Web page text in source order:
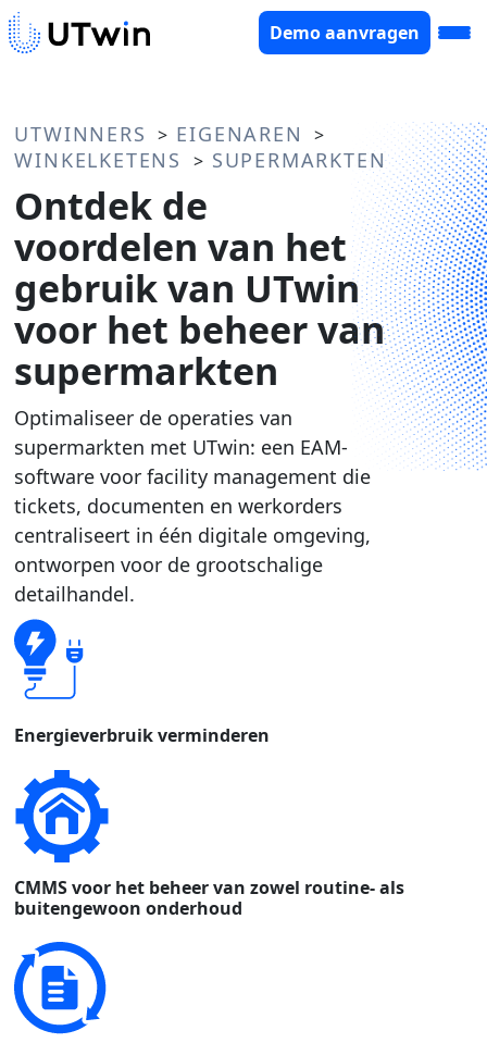
Demo aanvragen
UTWINNERS > EIGENAREN >
WINKELKETENS > SUPERMARKTEN
Ontdek de
voordelen van het
gebruik van UTwin
voor het beheer van
supermarkten
Optimaliseer de operaties van
supermarkten met UTwin: een EAM-
software voor facility management die
tickets, documenten en werkorders
centraliseert in één digitale omgeving,
ontworpen voor de grootschalige
detailhandel.
Energieverbruik verminderen
CMMS voor het beheer van zowel routine- als
buitengewoon onderhoud